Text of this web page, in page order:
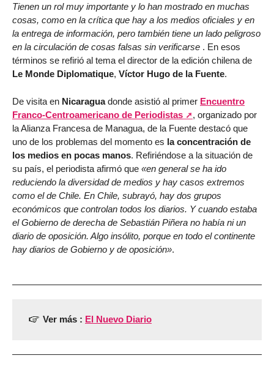
Tienen un rol muy importante y lo han mostrado en muchas
cosas, como en la crítica que hay a los medios oficiales y en
la entrega de información, pero también tiene un lado peligroso
en la circulación de cosas falsas sin verificarse . En esos
términos se refirió al tema el director de la edición chilena de
Le Monde Diplomatique, Víctor Hugo de la Fuente.
De visita en Nicaraguadonde asistió al primer Encuentro
Franco-Centroamericano de Periodistas
, organizado por
la Alianza Francesa de Managua, de la Fuente destacó que
uno de los problemas del momento es la concentración de
los medios en pocas manos. Refiriéndose a la situación de
su país, el periodista afirmó que «en general se ha ido
reduciendo la diversidad de medios y hay casos extremos
como el de Chile. En Chile, subrayó, hay dos grupos
económicos que controlan todos los diarios. Y cuando estaba
el Gobierno de derecha de Sebastián Piñera no había ni un
diario de oposición. Algo insólito, porque en todo el continente
hay diarios de Gobierno y de oposición».
Ver más : El Nuevo Diario